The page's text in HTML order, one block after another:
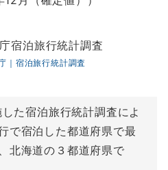
｜宿泊旅行統計調査
た宿泊旅行統計調査によ
で宿泊した都道府県で最
北海道の３都道府県で